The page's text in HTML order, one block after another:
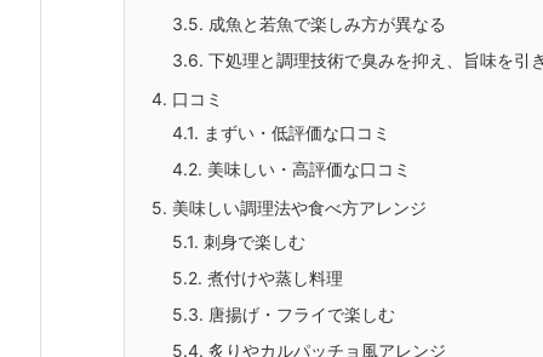
3.5. 成魚と若魚で楽しみ方が異なる
3.6. 下処理と調理技術で臭みを抑え、旨味を引
4. 口コミ
4.1. まずい・低評価な口コミ
4.2. 美味しい・高評価な口コミ
5. 美味しい調理法や食べ方アレンジ
5.1. 刺身で楽しむ
5.2. 煮付けや蒸し料理
5.3. 唐揚げ・フライで楽しむ
5.4. 炙りやカルパッチョ風アレンジ